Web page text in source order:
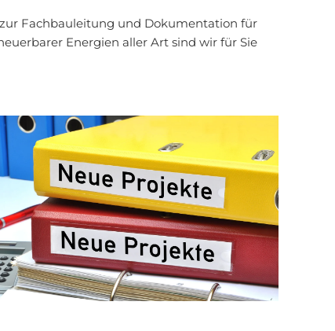
Fachbauleitung und Dokumentation für
Energien aller Art sind wir für Sie